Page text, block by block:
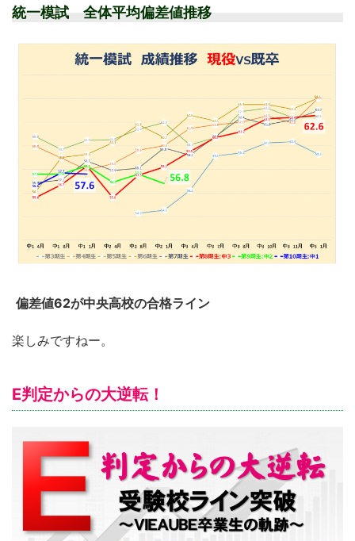
統一模試 全体平均偏差値推移
偏差値62が中央高校の合格ライン
楽しみですねー。
E判定からの大逆転！